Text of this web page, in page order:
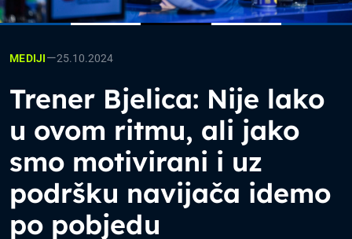
MEDIJI—25.10.2024
Trener Bjelica: Nije lako
u ovom ritmu, ali jako
smo motivirani i uz
podršku navijača idemo
po pobjedu